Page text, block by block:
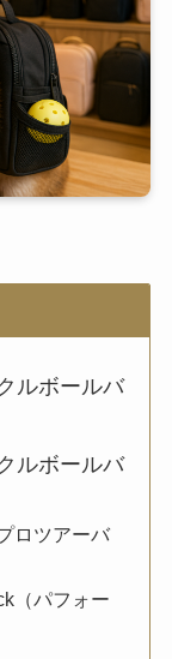
ルボールバ
ルボールバ
ロツアーバ
（パフォー